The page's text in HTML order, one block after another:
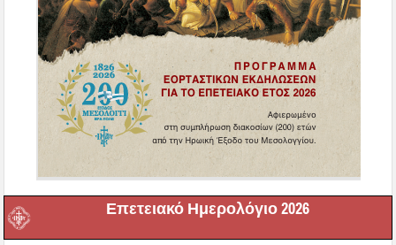
Επετειακό Ημερολόγιο 2026